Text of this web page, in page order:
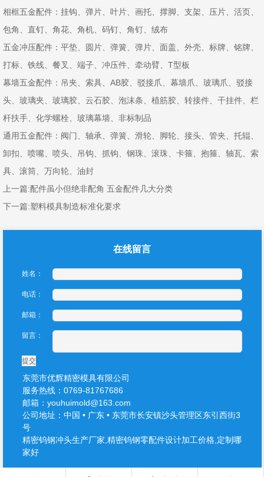
相框五金配件：挂钩、弹片、叶片、画托、撑脚、支架、压片、活页、
包角、直钉、角花、角机、码钉、角钉、绒布
五金冲压配件：平垫、圆片、弹簧、弹片、面盖、外壳、标牌、铭牌、
打标、铁线、餐叉、端子、冲压件、牵动臂、T型板
幕墙五金配件：吊夹、索具、AB胶、驳接爪、幕墙爪、玻璃爪、驳接
头、玻璃夹、玻璃胶、云石胶、泡沫条、植筋胶、转接件、干挂件、栏
杆扶手、化学螺栓、玻璃幕墙、非标制品
通用五金配件：阀门、轴承、弹簧、滑轮、脚轮、接头、管夹、托辊、
卸扣、喷嘴、喷头、吊钩、抓钩、钢珠、滚珠、卡箍、抱箍、轴瓦、索
具、滚筒、万向轮、油封
上一篇:配件虽小但绝非配角 五金配件几大分类
下一篇:塑料模具制造标准化要求
在线留言
姓名：
电话：
邮箱：
留言：
提交
东莞市优辉精密模具有限公司
服务热线：0769-81767686
邮箱：youhuimold@163.com
公司地址：中国 • 广东 • 东莞市长安镇沙头管理区东引西街3
号
精密钨钢冲头生产厂家,精密钨钢零配件设计加工价格,定制哪
家好